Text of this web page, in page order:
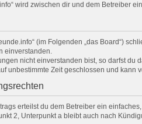
wird zwischen dir und dem Betreiber
(im Folgenden „das Board“)
einverstanden.
nicht einverstanden bist, so darfst
unbestimmte Zeit geschlossen und
erteilst du dem Betreiber ein
2, Unterpunkt a bleibt auch nach